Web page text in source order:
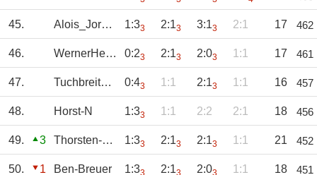
45. Alois_Jordan 1:33 2:13 3:13 2:1 17 462
46. WernerHerbrand 0:23 2:13 2:03 1:1 17 461
47. Tuchbreiter-Chr 0:43 1:1 2:13 1:1 16 457
48. Horst-N 1:33 1:1 2:2 2:1 18 456
49. 3 Thorsten-Cremer 1:33 2:13 2:13 1:1 21 452
50. 1 Ben-Breuer 1:3 2:1 2:0 1:1 18 451